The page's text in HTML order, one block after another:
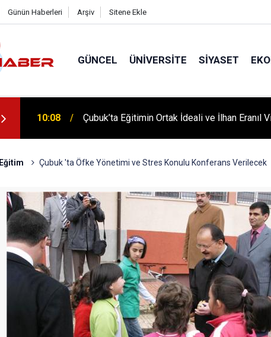
Günün Haberleri Arşiv Sitene Ekle
GÜNCEL ÜNIVERSITE SIYASET
12:06 ÇUBUK’TA ‘YAZA MERHABA’ COŞKUSU:
Eğitim Çubuk 'ta Öfke Yönetimi ve Stres Konulu Konferans Verilecek